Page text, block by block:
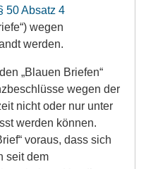
50 Absatz 4
wegen
werden.
„Blauen Briefen“
wegen der
nicht oder nur unter
werden können.
voraus, dass sich
seit dem